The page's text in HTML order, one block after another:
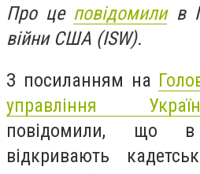
Про це повідомилив
війни США (ISW).
З посиланням на
управління
повідомили, що
відкривають